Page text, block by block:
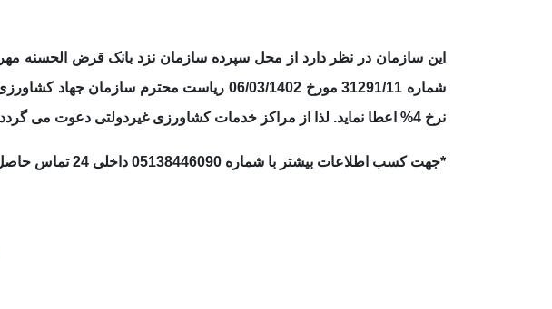
این سازمان در نظر دارد از محل سپرده سازمان نزد بانک قرض الحسنه
شماره 31291/11 مورخ 06/03/1402 ریاست
نرخ 4% اعطا نماید. لذا از مراکز خدمات کشاورزی غیردولتی دعوت می گردد نسبت به ثبت نام از طریق لینک زیر اقدام نمایند.
*جهت کسب اطلاعات بیشتر با شماره 05138446090 داخلی 24 تماس حاصل فرمایید.